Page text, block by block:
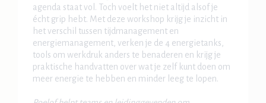
agenda staat vol. Toch voelt het niet altijd alsof je
écht grip hebt. Met deze workshop krijg je inzicht in
het verschil tussen tijdmanagement en
energiemanagement, verken je de 4 energietanks,
tools om werkdruk anders te benaderen en krijg je
praktische handvatten over wat je zelf kunt doen om
meer energie te hebben en minder leeg te lopen.